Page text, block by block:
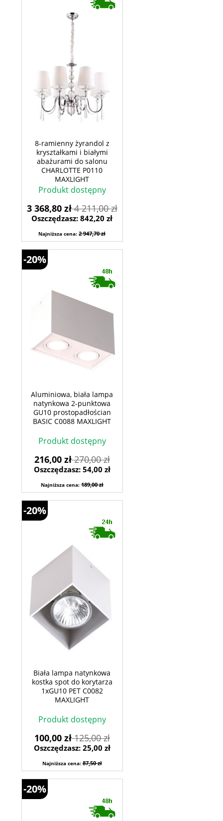
8-ramienny żyrandol z
kryształkami i białymi
abażurami do salonu
CHARLOTTE P0110
MAXLIGHT
Produkt dostępny
3 368,80 zł4 211,00 zł
Oszczędzasz: 842,20 zł
Najniższa cena:2 947,70 zł
Aluminiowa, biała lampa
natynkowa 2-punktowa
GU10 prostopadłościan
BASIC C0088 MAXLIGHT
Produkt dostępny
216,00 zł270,00 zł
Oszczędzasz: 54,00 zł
Najniższa cena:189,00 zł
-20%
Biała lampa natynkowa
kostka spot do korytarza
1xGU10 PET C0082
MAXLIGHT
Produkt dostępny
100,00 zł125,00 zł
Oszczędzasz: 25,00 zł
Najniższa cena:87,50 zł
-20%
-20%